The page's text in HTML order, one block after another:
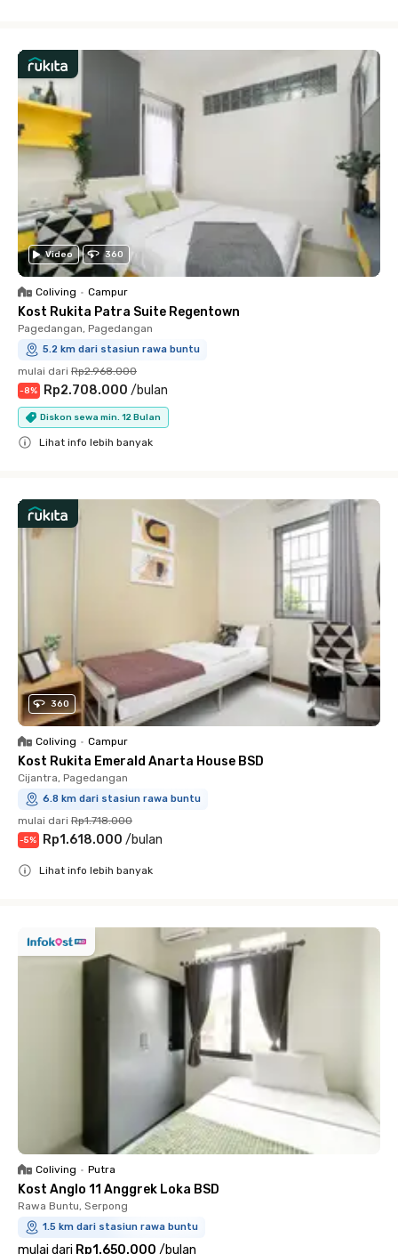
Video 360
Coliving • Campur
Kost Rukita Patra Suite Regentown
Pagedangan, Pagedangan
5.2 km dari stasiun rawa buntu
mulai dari Rp2.968.000
-8% Rp2.708.000 /bulan
Diskon sewa min. 12 Bulan
Lihat info lebih banyak
360
Coliving • Campur
Kost Rukita Emerald Anarta House BSD
Cijantra, Pagedangan
6.8 km dari stasiun rawa buntu
mulai dari Rp1.718.000
-5% Rp1.618.000 /bulan
Lihat info lebih banyak
Coliving • Putra
Kost Anglo 11 Anggrek Loka BSD
Rawa Buntu, Serpong
1.5 km dari stasiun rawa buntu
mulai dari Rp1.650.000 /bulan